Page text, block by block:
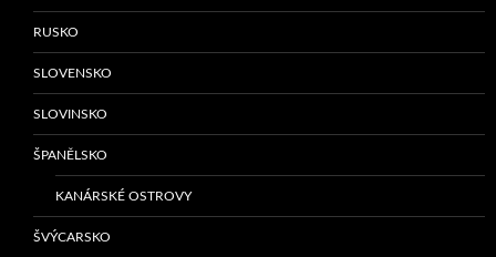
RUSKO
SLOVENSKO
SLOVINSKO
ŠPANĚLSKO
KANÁRSKÉ OSTROVY
ŠVÝCARSKO